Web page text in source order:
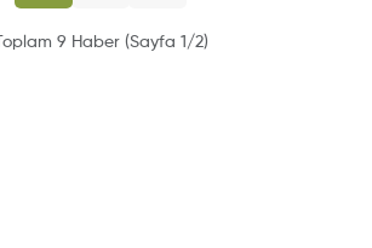
Toplam 9 Haber (Sayfa 1/2)